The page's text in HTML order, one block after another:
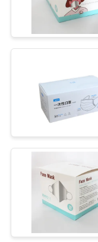
UNA
CITA
NOTICIAS
caja
la
cajas
papel